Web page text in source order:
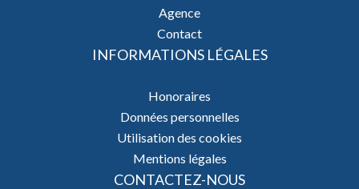
Agence
Contact
INFORMATIONS LÉGALES
Honoraires
Données personnelles
Utilisation des cookies
Mentions légales
CONTACTEZ-NOUS